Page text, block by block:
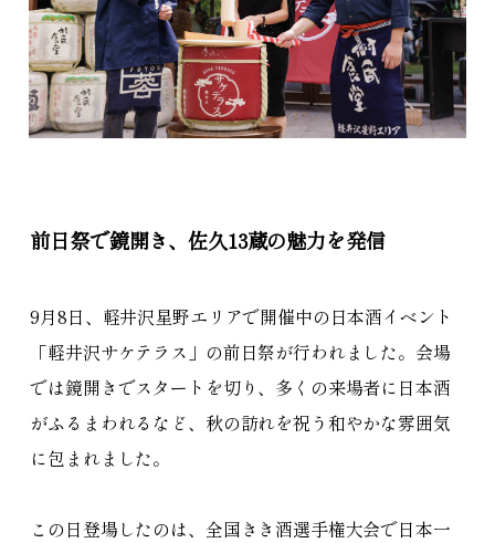
前日祭で鏡開き、佐久13蔵の魅力を発信
9月8日、軽井沢星野エリアで開催中の日本酒イベント
「軽井沢サケテラス」の前日祭が行われました。会場
では鏡開きでスタートを切り、多くの来場者に日本酒
がふるまわれるなど、秋の訪れを祝う和やかな雰囲気
に包まれました。
この日登場したのは、全国きき酒選手権大会で日本一